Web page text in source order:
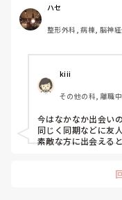
それ以降に女性と知り
女性(ずっと家族の話
医療従事者以外の方
ば良いか迷い中です。
アドバイス頂けると嬉
ハセ
整形外科, 病棟, 脳神
kiii
その他の科, 離職中
今はなかなか出会い
同じく同期などに友
素敵な方に出会える